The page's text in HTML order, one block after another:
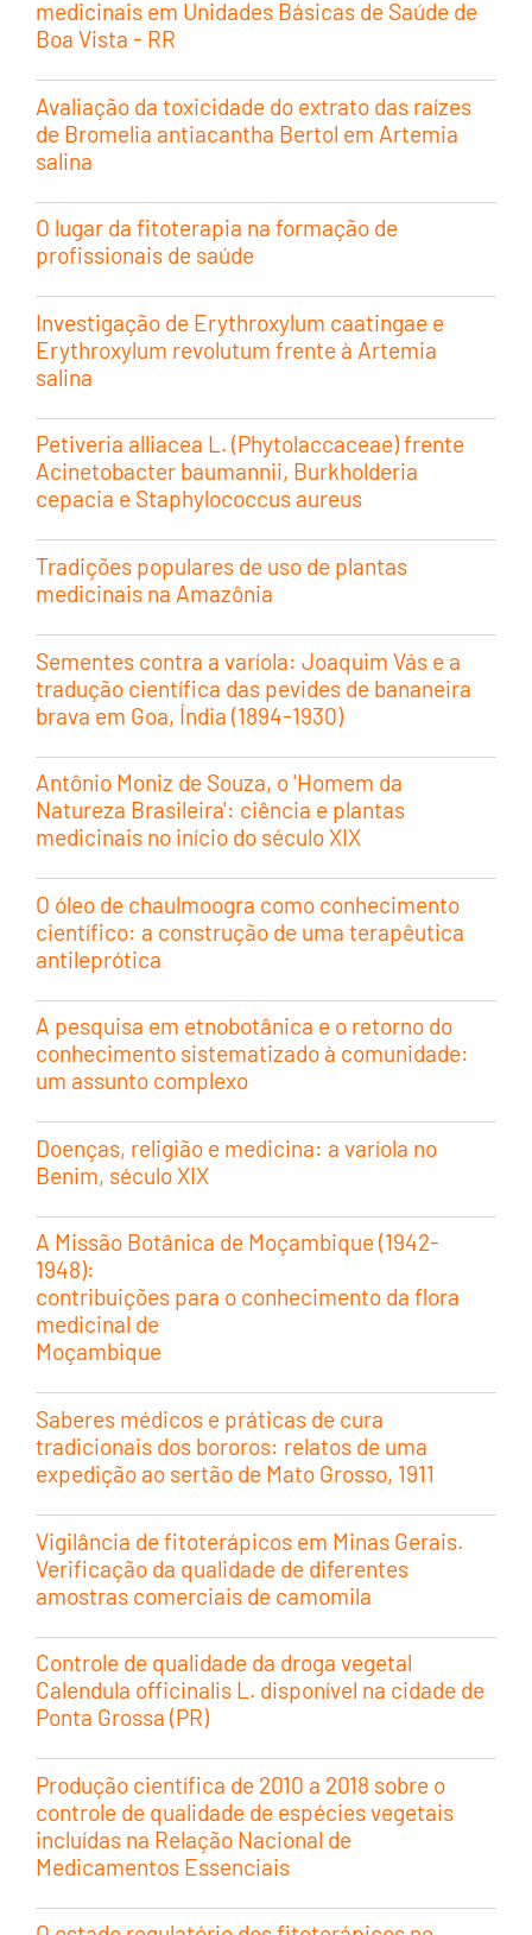
medicinais em Unidades Básicas de Saúde de
Boa Vista - RR
Avaliação da toxicidade do extrato das raízes
de Bromelia antiacantha Bertol em Artemia
salina
O lugar da fitoterapia na formação de
profissionais de saúde
Investigação de Erythroxylum caatingae e
Erythroxylum revolutum frente à Artemia
salina
Petiveria alliacea L. (Phytolaccaceae) frente
Acinetobacter baumannii, Burkholderia
cepacia e Staphylococcus aureus
Tradições populares de uso de plantas
medicinais na Amazônia
Sementes contra a varíola: Joaquim Vás e a
tradução científica das pevides de bananeira
brava em Goa, Índia (1894-1930)
Antônio Moniz de Souza, o 'Homem da
Natureza Brasileira': ciência e plantas
medicinais no início do século XIX
O óleo de chaulmoogra como conhecimento
científico: a construção de uma terapêutica
antileprótica
A pesquisa em etnobotânica e o retorno do
conhecimento sistematizado à comunidade:
um assunto complexo
Doenças, religião e medicina: a varíola no
Benim, século XIX
A Missão Botânica de Moçambique (1942-
1948):
contribuições para o conhecimento da flora
medicinal de
Moçambique
Saberes médicos e práticas de cura
tradicionais dos bororos: relatos de uma
expedição ao sertão de Mato Grosso, 1911
Vigilância de fitoterápicos em Minas Gerais.
Verificação da qualidade de diferentes
amostras comerciais de camomila
Controle de qualidade da droga vegetal
Calendula officinalis L. disponível na cidade de
Ponta Grossa (PR)
Produção científica de 2010 a 2018 sobre o
controle de qualidade de espécies vegetais
incluídas na Relação Nacional de
Medicamentos Essenciais